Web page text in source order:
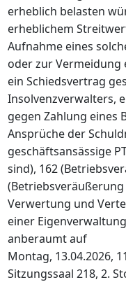
erheblich belasten
erheblichem
Aufnahme eines
oder zur Vermeidung
ein Schiedsvertrag
Insolvenzverwalters,
gegen Zahlung eines
Ansprüche der
geschäftsansässige
sind), 162
Verwertung und
einer
anberaumt auf
Montag, 13.04.2026,
Sitzungssaal 218, 2.